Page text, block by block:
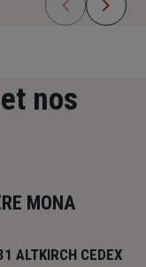
et nos
MONA
ALTKIRCH CEDEX